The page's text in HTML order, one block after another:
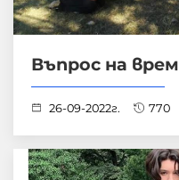
Въпрос на
26-09-2022г. 770